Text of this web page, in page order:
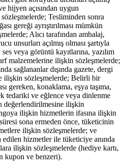
hijyen açısından uygun
Tesliminden sonra
gereği ayrıştırılması mümkün
Alıcı tarafından ambalaj,
unsurları açılmış olması şartıyla
veya görüntü kayıtlarına, yazılım
malzemelerine ilişkin sözleşmelerde;
sağlananlar dışında gazete, dergi
ilişkin sözleşmelerde; Belirli bir
gereken, konaklama, eşya taşıma,
tedariki ve eğlence veya dinlenme
değerlendirilmesine ilişkin
ilişkin hizmetlerin ifasına ilişkin
sona ermeden önce, tüketicinin
ilişkin sözleşmelerde; ve
hizmetler ile tüketiciye anında
ilişkin sözleşmelerde (hediye kartı,
kupon ve benzeri).